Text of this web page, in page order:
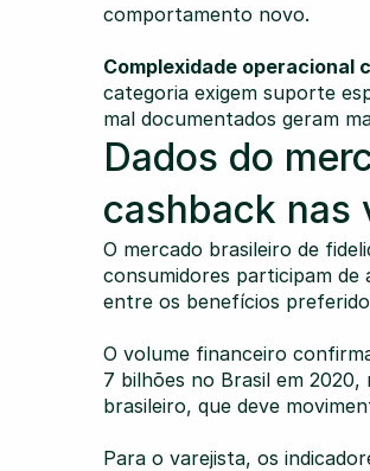
comportamento novo.
Complexidade operacional
categoria exigem suporte
mal documentados geram
Dados do
cashback nas
O mercado brasileiro de
consumidores participam de
entre os benefícios
O volume financeiro
7 bilhões no Brasil em
brasileiro, que deve
Para o varejista, os